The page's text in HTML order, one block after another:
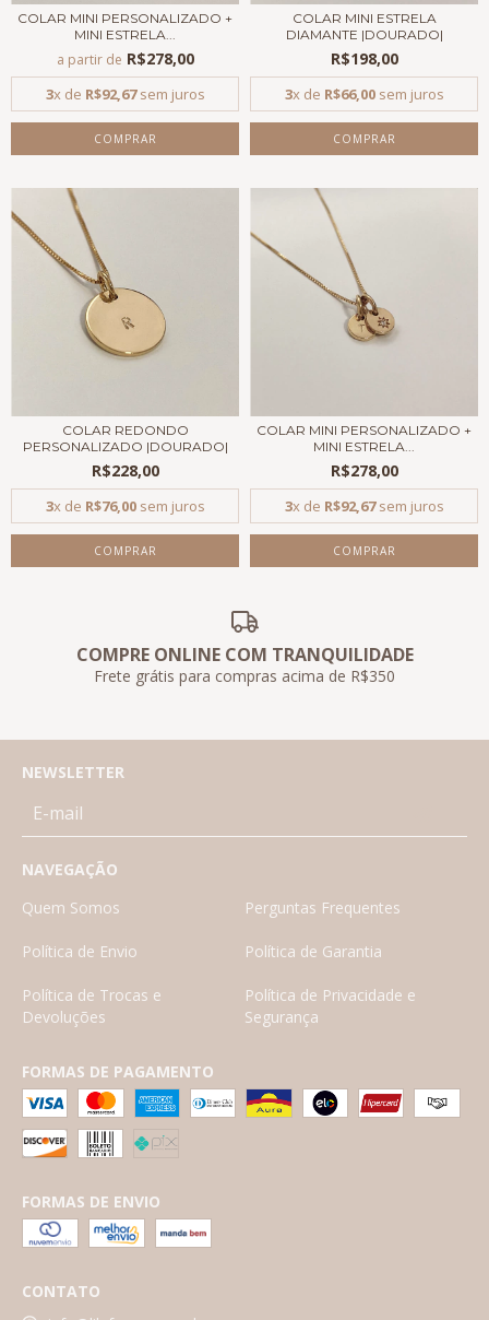
COLAR MINI PERSONALIZADO +
MINI ESTRELA...
a partir de R$278,00
3x de R$92,67sem juros
COMPRAR
COLAR MINI ESTRELA
DIAMANTE |DOURADO|
R$198,00
3x de R$66,00sem juros
COMPRAR
COLAR REDONDO
PERSONALIZADO |DOURADO|
R$228,00
3x de R$76,00sem juros
COMPRAR
COLAR MINI PERSONALIZADO +
MINI ESTRELA...
R$278,00
3x de R$92,67sem juros
COMPRAR
COMPRE ONLINE COM TRANQUILIDADE
Frete grátis para compras acima de R$350
NEWSLETTER
NAVEGAÇÃO
Quem Somos
Perguntas Frequentes
Política de Envio Política de Garantia
Política de Trocas e
Devoluções
Política de Privacidade e
Segurança
FORMAS DE PAGAMENTO
FORMAS DE ENVIO
CONTATO